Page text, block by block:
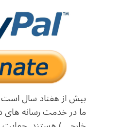
بیش از هفتاد سال است
ما در خدمت رسانه های